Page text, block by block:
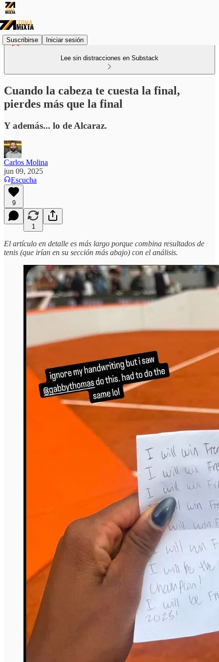
Suscribirse Iniciar sesión
Lee sin distracciones en Substack
Cuando la cabeza te cuesta la final,
pierdes más que la final
Y además... lo de Alcaraz.
Carlos Molina
jun 09, 2025
Escucha
9
1
El artículo en detalle es más largo porque combina resultados de
tenis (que irían en su sección más abajo) con el análisis.